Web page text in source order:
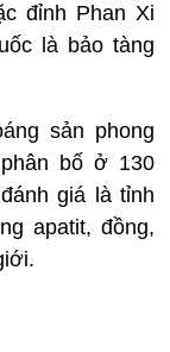
đỉnh Phan Xi
là bảo tàng
sản phong
bố ở 130
giá là tỉnh
apatit, đồng,